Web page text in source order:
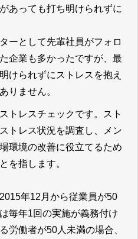
あっても打ち明けられずに
ーとして先輩社員がフォロ
企業も多かったですが、最
けられずにストレスを抱え
りません。
トレスチェックです。スト
トレス状況を調査し、メン
環境の改善に役立てるため
を指します。
年12月から従業員が50
毎年1回の実施が義務付け
労働者が50人未満の場合、